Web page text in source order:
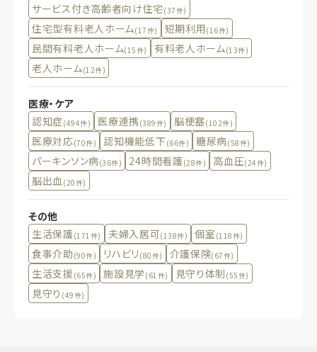
サービス付き高齢者向け住宅(37件)
住宅型有料老人ホーム(17件) 短期利用(16件)
民間有料老人ホーム(15件) 有料老人ホーム(13件)
老人ホーム(12件)
医療・ケア
認知症(494件) 医療連携(389件) 脳梗塞(102件)
医療対応(70件) 認知機能低下 (66件) 糖尿病(58件)
パーキンソン病(36件) 24時間看護(28件) 高血圧(24件)
脳出血 (20件)
その他
生活保護(171件) 夫婦入居可(138件) 個室 (118件)
食事介助(90件) リハビリ (80件) 介護保険(67件)
生活支援 (65件) 施設見学 (61件) 見守り体制 (55件)
見守り (49件)